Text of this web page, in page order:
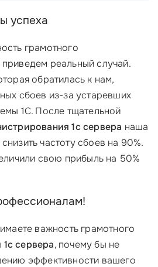
успеха
грамотного
реальный случай.
обратилась к нам,
сбоев из-за устаревших
1С. После тщательной
1с сервера наша
частоту сбоев на 90%.
свою прибыль на 50%
важность грамотного
сервера, почему бы не
эффективности вашего